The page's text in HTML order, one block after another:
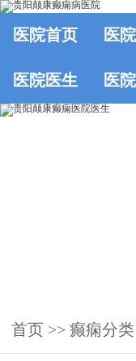
医院首页 医
医院医生 医
首页 >> 癫痫分类